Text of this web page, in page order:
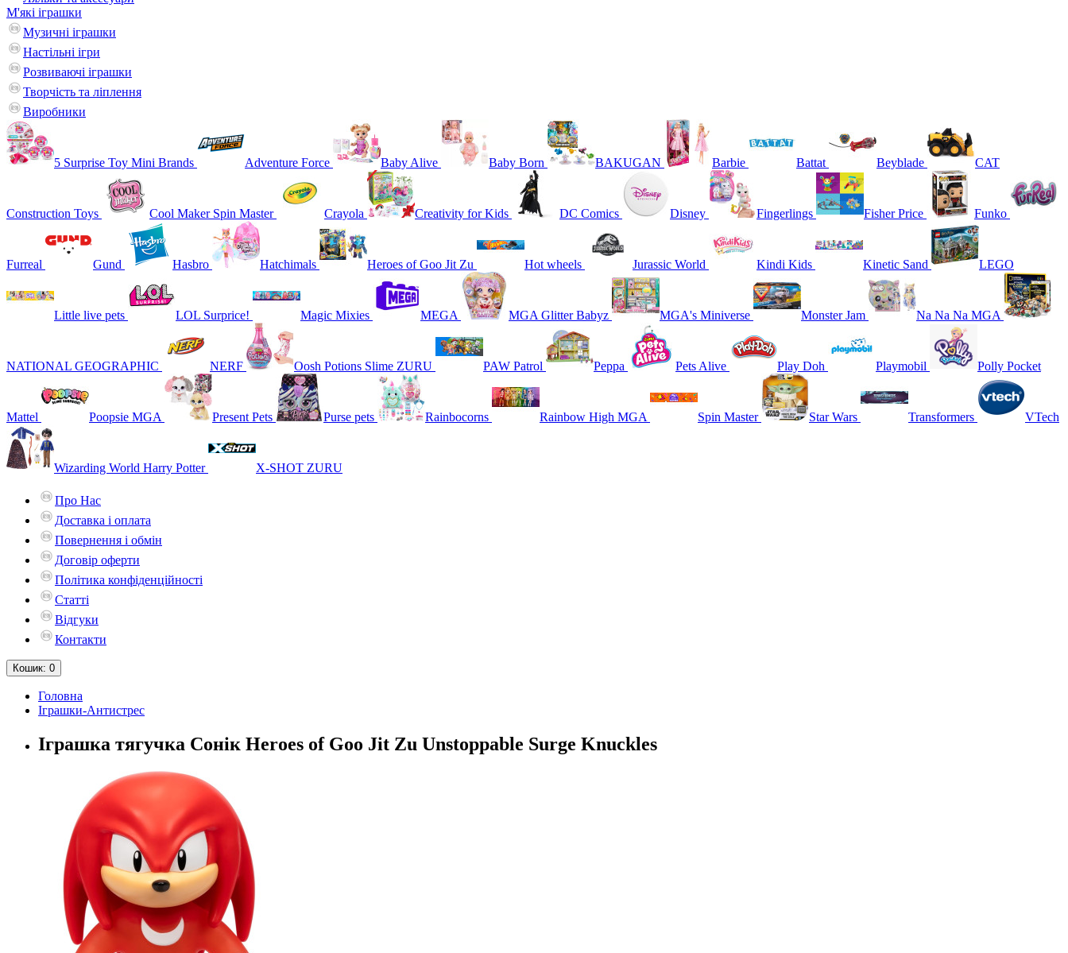
М'які іграшки
Музичні іграшки
Настільні iгри
Розвиваючі іграшки
Творчість та ліплення
Виробники
5 Surprise Toy Mini Brands Adventure Force Baby Alive Baby Born BAKUGAN Barbie Battat Beyblade CAT
Construction Toys Cool Maker Spin Master Crayola Creativity for Kids DC Comics Disney Fingerlings Fisher Price Funko
Furreal Gund Hasbro Hatchimals Heroes of Goo Jit Zu Hot wheels Jurassic World Kindi Kids Kinetic Sand LEGO
Little live pets LOL Surprice! Magic Mixies MEGA MGA Glitter Babyz MGA's Miniverse Monster Jam Na Na Na MGA
NATIONAL GEOGRAPHIC NERF Oosh Potions Slime ZURU PAW Patrol Peppa Pets Alive Play Doh Playmobil Polly Pocket
Mattel Poopsie MGA Present Pets Purse pets Rainbocorns Rainbow High MGA Spin Master Star Wars Transformers VTech
Wizarding World Harry Potter X-SHOT ZURU
Про Нас
Доставка і оплата
Повернення і обмін
Договір оферти
Політика конфіденційності
Статті
Відгуки
Контакти
Кошик: 0
Головна
Іграшки-Антистрес
Іграшка тягучка Сонік Heroes of Goo Jit Zu Unstoppable Surge Knuckles